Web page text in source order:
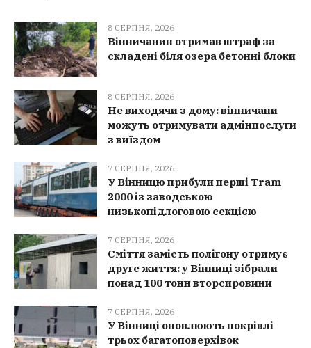
8 СЕРПНЯ, 2026
Вінничанин отримав штраф за
складені біля озера бетонні блоки
8 СЕРПНЯ, 2026
Не виходячи з дому: вінничани
можуть отримувати адмінпослуги
з виїздом
7 СЕРПНЯ, 2026
У Вінницю прибули перші Tram
2000 із заводською
низькопідлоговою секцією
7 СЕРПНЯ, 2026
Сміття замість полігону отримує
друге життя: у Вінниці зібрали
понад 100 тонн вторсировини
7 СЕРПНЯ, 2026
У Вінниці оновлюють покрівлі
трьох багатоповерхівок